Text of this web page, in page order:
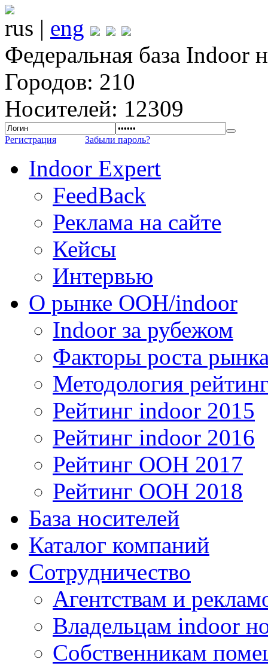
rus | eng
Федеральная база Indoor
Городов: 210
Носителей: 12309
Регистрация Забыли пароль?
Indoor Expert
FeedBack
Реклама на сайте
Кейсы
Интервью
О рынке OOH/indoor
Indoor за рубежом
Факторы роста
Методология
Рейтинг indoor 2015
Рейтинг indoor 2016
Рейтинг OOH 2017
Рейтинг OOH 2018
База носителей
Каталог компаний
Сотрудничество
Агентствам и
Владельцам indoor
Собственникам